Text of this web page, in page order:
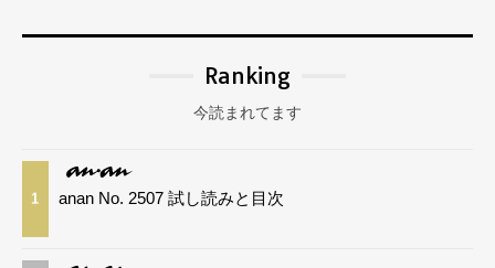
Ranking
今読まれてます
1 anan No. 2507 試し読みと目次